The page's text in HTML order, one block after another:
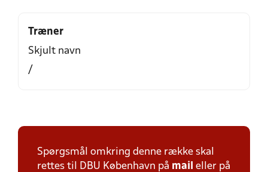
Træner
Skjult navn
/
Spørgsmål omkring denne række skal
rettes til DBU København på mail eller på